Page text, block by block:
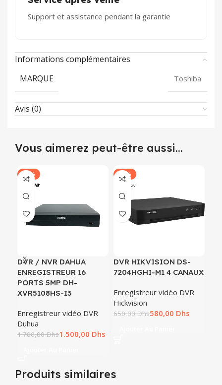
Support et assistance pendant la garantie
Informations complémentaires
MARQUE
Toshiba
Avis (0)
Vous aimerez peut-être aussi…
-12%
DVR / NVR DAHUA
ENREGISTREUR 16
PORTS 5MP DH-
XVR5108HS-I3
Enregistreur vidéo DVR
Duhua
1.700,00Dhs1.500,00 Dhs
-11%
DVR HIKVISION DS-
7204HGHI-M1 4 CANAUX
Enregistreur vidéo DVR
Hickvision
650,00Dhs580,00 Dhs
Produits similaires